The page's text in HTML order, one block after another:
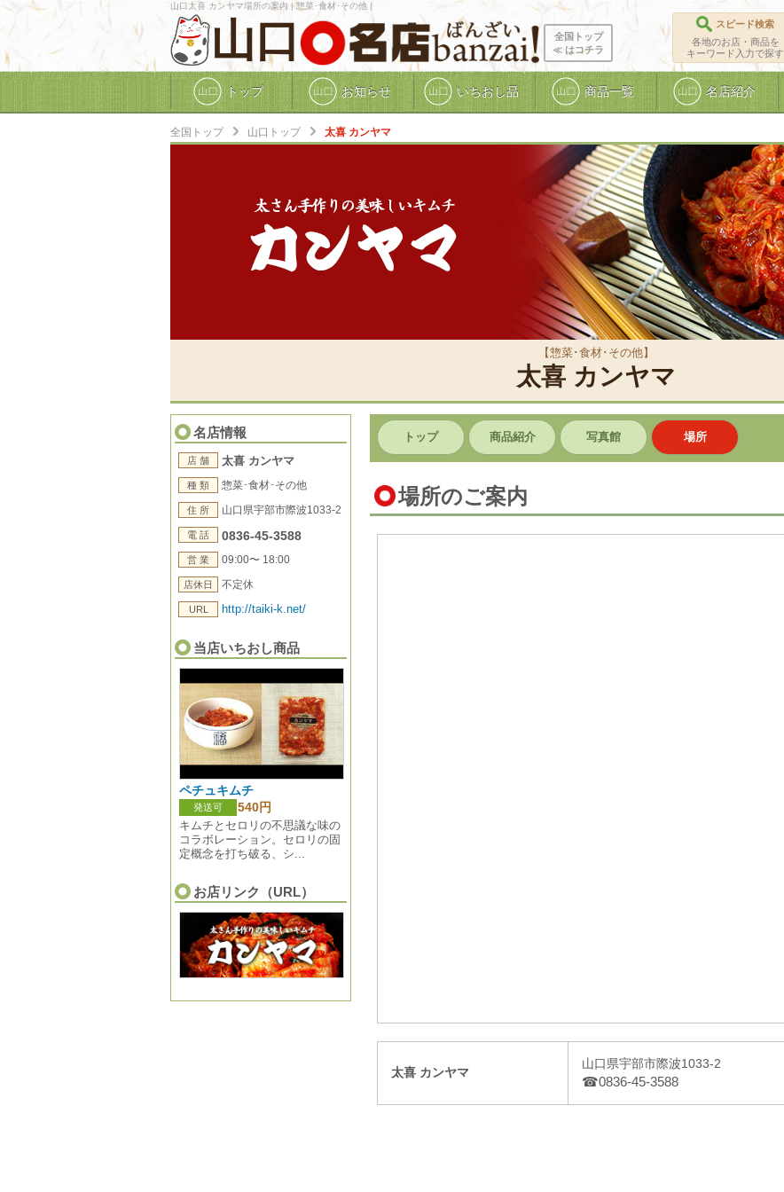
山口太喜 カンヤマ場所の案内 | 惣菜･食材･その他 |
山口
全国トップ
≪ ︎はコチラ
スピード検索
各地のお店・商品を
キーワード入力で探す
トップ お知らせ いちおし品 商品一覧 名店紹介
全国トップ 山口トップ 太喜 カンヤマ
【惣菜･食材･その他】
太喜 カンヤマ
名店情報
店 舗 太喜 カンヤマ
種 類 惣菜･食材･その他
住 所 山口県宇部市際波1033-2
電 話 0836-45-3588
営 業 09:00〜 18:00
店休日 不定休
URL http://taiki-k.net/
当店いちおし商品
ペチュキムチ
発送可 540円
キムチとセロリの不思議な味の
コラボレーション。セロリの固
定概念を打ち破る、シ...
お店リンク（URL）
トップ 商品紹介 写真館 場所
場所のご案内
太喜 カンヤマ
山口県宇部市際波1033-2
☎0836-45-3588